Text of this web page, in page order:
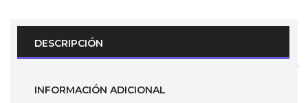
(Parte
No.
cantidad
DESCRIPCIÓN
INFORMACIÓN ADICIONAL